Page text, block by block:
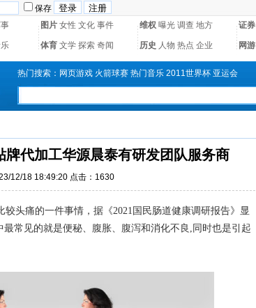
保存
图片 女性 文化 事件 维权 曝光 调查 地方 证券
体育 文学 探索 奇闻 历史 人物 热点 企业 网游
热门搜索： 网页游戏 火箭球赛 热门音乐 2011世界杯 亚运会
代加工华源晨泰有研发团队服务商
12/18 18:49:20 点击：1630
头痛的一件事情，据《2021国民肠道健康调研报告》显
常见的就是便秘、腹胀、腹泻和消化不良,同时也是引起